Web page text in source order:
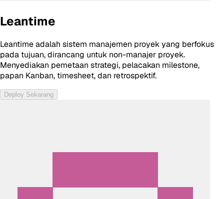
Leantime
Leantime adalah sistem manajemen proyek yang berfokus
pada tujuan, dirancang untuk non-manajer proyek.
Menyediakan pemetaan strategi, pelacakan milestone,
papan Kanban, timesheet, dan retrospektif.
Deploy Sekarang